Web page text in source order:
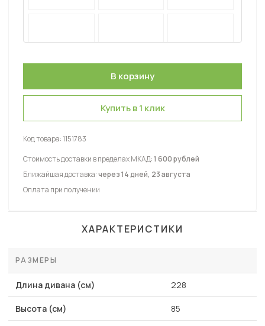
Купить в 1 клик
Код товара:1151783
Стоимость доставки в пределах МКАД:1 600 рублей
Ближайшая доставка:через 14 дней, 23 августа
Оплата при получении
ХАРАКТЕРИСТИКИ
РАЗМЕРЫ
Длина дивана (см) 228
Высота (см) 85